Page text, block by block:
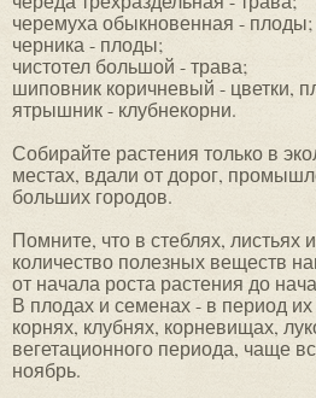
черемуха обыкновенная - плоды;
черника - плоды;
чистотел большой - трава;
шиповник коричневый - цветки,
ятрышник - клубнекорни.
Собирайте растения только в
местах, вдали от дорог,
больших городов.
Помните, что в стеблях, листьях
количество полезных веществ
от начала роста растения до
В плодах и семенах - в период
корнях, клубнях, корневищах,
вегетационного периода, чаще
ноябрь.